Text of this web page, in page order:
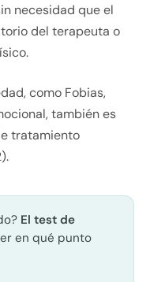
necesidad que el
del terapeuta o
como Fobias,
también es
tratamiento
El test de
en qué punto